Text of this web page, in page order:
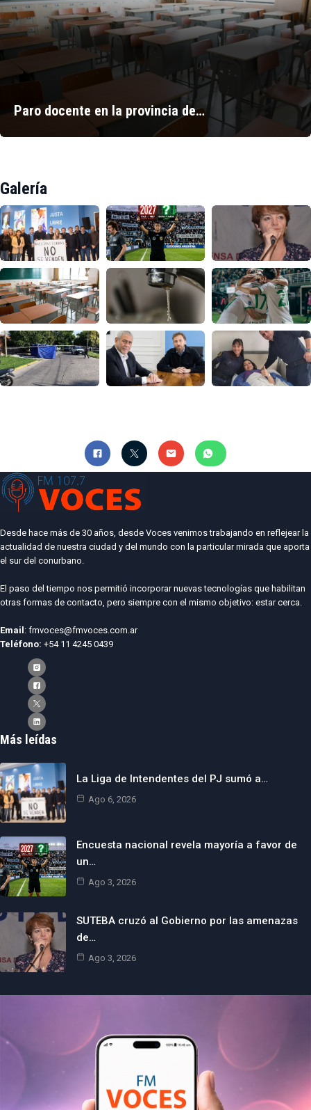
Paro docente en la provincia de…
Galería
Desde hace más de 30 años, desde Voces venimos trabajando en reflejear la
actualidad de nuestra ciudad y del mundo con la particular mirada que aporta
el sur del conurbano.
El paso del tiempo nos permitió incorporar nuevas tecnologías que habilitan
otras formas de contacto, pero siempre con el mismo objetivo: estar cerca.
Email : fmvoces@fmvoces.com.ar
Teléfono: +54 11 4245 0439
Más leídas
La Liga de Intendentes del PJ sumó a…
Ago 6, 2026
Encuesta nacional revela mayoría a favor de
un…
Ago 3, 2026
SUTEBA cruzó al Gobierno por las amenazas
de…
Ago 3, 2026